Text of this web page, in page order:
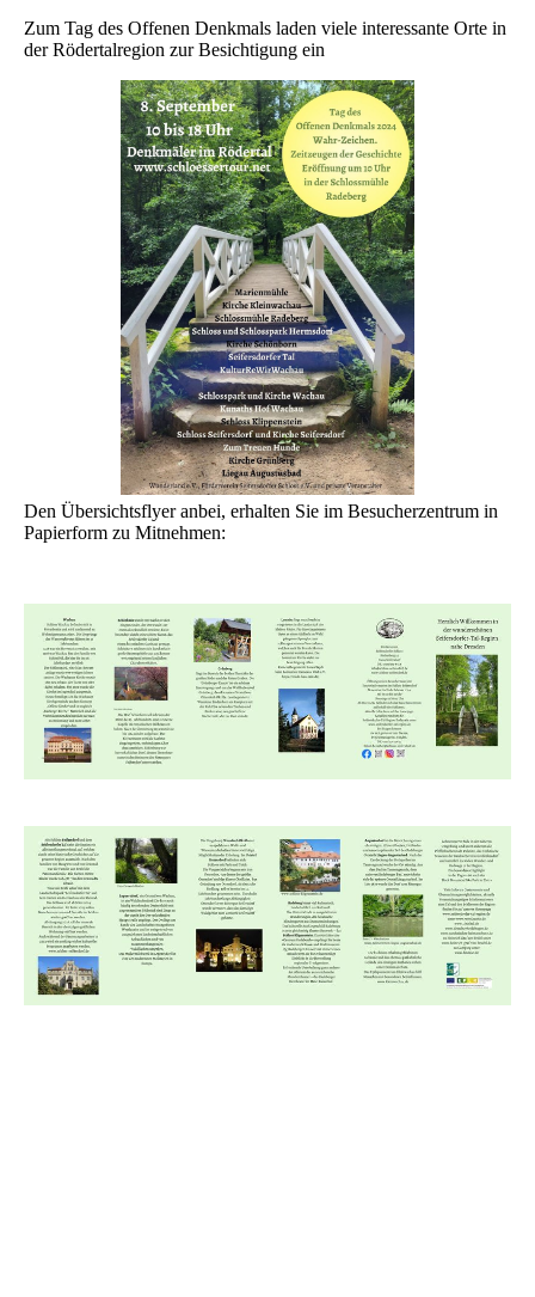
Zum Tag des Offenen Denkmals laden viele interessante Orte in
der Rödertalregion zur Besichtigung ein
Den Übersichtsflyer anbei, erhalten Sie im Besucherzentrum in
Papierform zu Mitnehmen: